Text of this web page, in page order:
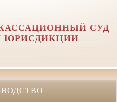
СУД
ЮРИСДИКЦИИ